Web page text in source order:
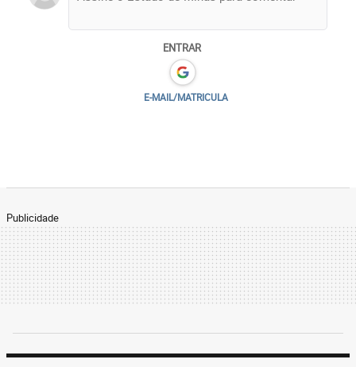
ENTRAR
E-MAIL/MATRICULA
Publicidade